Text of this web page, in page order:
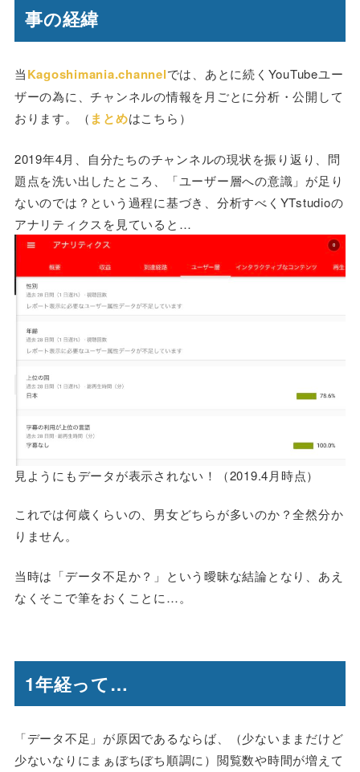
事の経緯
当Kagoshimania.channelでは、あとに続くYouTubeユー
ザーの為に、チャンネルの情報を月ごとに分析・公開して
おります。（ まとめはこちら）
2019年4月、自分たちのチャンネルの現状を振り返り、問
題点を洗い出したところ、「ユーザー層への意識」が足り
ないのでは？という過程に基づき、分析すべくYTstudioの
アナリティクスを見ていると…
見ようにもデータが表示されない！（2019.4月時点）
これでは何歳くらいの、男女どちらが多いのか？全然分か
りません。
当時は「データ不足か？」という曖昧な結論となり、あえ
なくそこで筆をおくことに…。
1年経って…
「データ不足」が原因であるならば、（少ないままだけど
少ないなりにまぁぼちぼち順調に）閲覧数や時間が増えて